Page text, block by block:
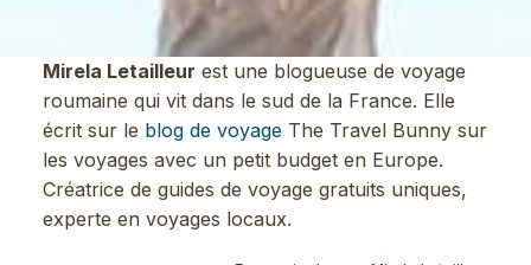
Mirela Letailleur est une blogueuse de voyage
roumaine qui vit dans le sud de la France. Elle
écrit sur le blog de voyageThe Travel Bunny sur
les voyages avec un petit budget en Europe.
Créatrice de guides de voyage gratuits uniques,
experte en voyages locaux.